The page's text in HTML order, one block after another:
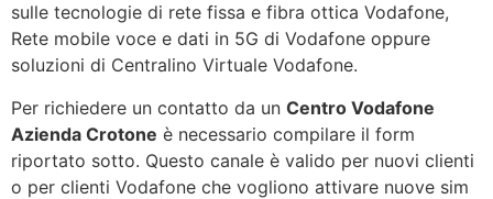
sulle tecnologie di rete fissa e fibra ottica Vodafone,
Rete mobile voce e dati in 5G di Vodafone oppure
soluzioni di Centralino Virtuale Vodafone.
Per richiedere un contatto da un Centro Vodafone
Azienda Crotone è necessario compilare il form
riportato sotto. Questo canale è valido per nuovi clienti
o per clienti Vodafone che vogliono attivare nuove sim